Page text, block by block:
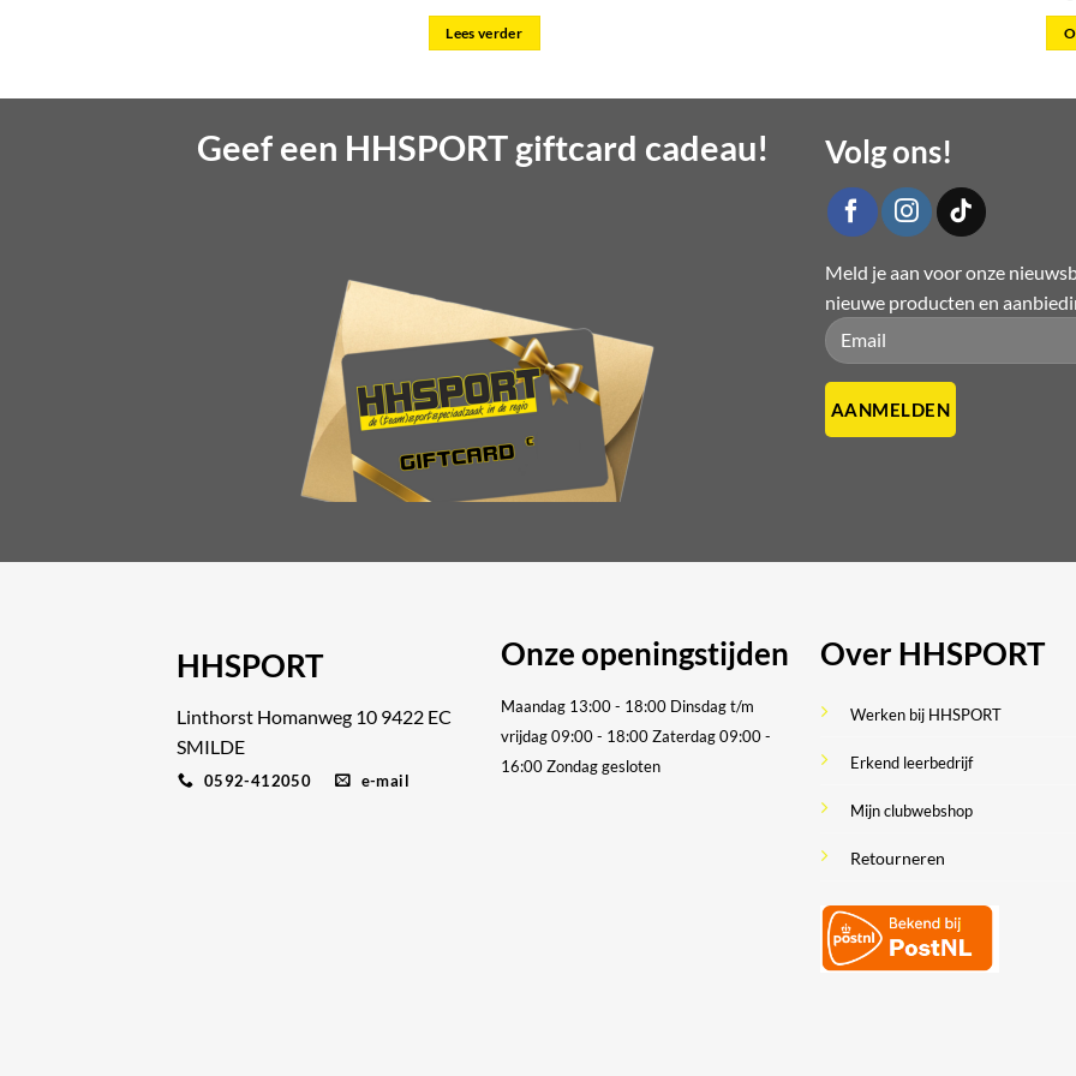
Lees verder
Geef een HHSPORT giftcard cadeau! Volg ons!
Meld je aan voor onze
nieuwe producten en
Please leave this field empty.
Please leave this field empty.
HHSPORT
Linthorst Homanweg 10 9422 EC
SMILDE
0592-412050 e-mail
Onze openingstijden
Maandag 13:00 - 18:00 Dinsdag t/m
vrijdag 09:00 - 18:00Zaterdag 09:00 -
16:00Zondag gesloten
Over HHSPORT
Werken bij HHSPORT
Erkend leerbedrijf
Mijn clubwebshop
Retourneren